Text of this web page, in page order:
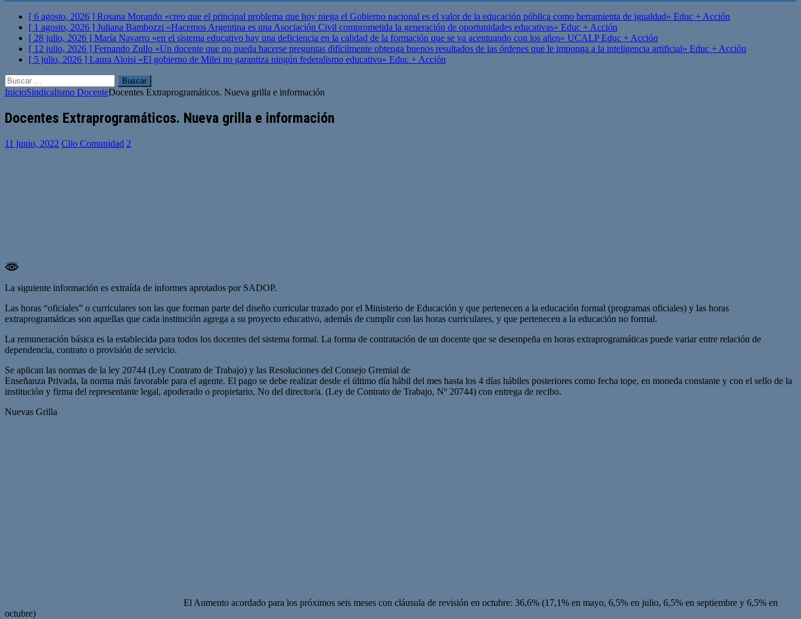
[ 6 agosto, 2026 ] Rosana Morando «creo que el principal problema que hoy niega el Gobierno nacional es el valor de la educación pública como herramienta de igualdad» Educ + Acción
[ 1 agosto, 2026 ] Juliana Bambozzi «Hacemos Argentina es una Asociación Civil comprometida la generación de oportunidades educativas» Educ + Acción
[ 28 julio, 2026 ] María Navarro «en el sistema educativo hay una deficiencia en la calidad de la formación que se va acentuando con los años» UCALPEduc + Acción
[ 12 julio, 2026 ] Fernando Zullo «Un docente que no pueda hacerse preguntas difícilmente obtenga buenos resultados de las órdenes que le imponga a la inteligencia artificial» Educ + Acción
[ 5 julio, 2026 ] Laura Aloisi «El gobierno de Milei no garantiza ningún federalismo educativo» Educ + Acción
Buscar:
InicioSindicalismo DocenteDocentes Extraprogramáticos. Nueva grilla e información
Docentes Extraprogramáticos. Nueva grilla e información
11 junio, 2022 Clio Comunidad 2
La siguiente información es extraída de informes aprotados por SADOP.
Las horas “oficiales” o curriculares son las que forman parte del diseño curricular trazado por el Ministerio de Educación y que pertenecen a la educación formal (programas oficiales) y las horas
extraprogramáticas son aquellas que cada institución agrega a su proyecto educativo, además de cumplir con las horas curriculares, y que pertenecen a la educación no formal.
La remuneración básica es la establecida para todos los docentes del sistema formal. La forma de contratación de un docente que se desempeña en horas extraprogramáticas puede variar entre relación de
dependencia, contrato o provisión de servicio.
Se aplican las normas de la ley 20744 (Ley Contrato de Trabajo) y las Resoluciones del Consejo Gremial de
Enseñanza Privada, la norma más favorable para el agente. El pago se debe realizar desde el último día hábil del mes hasta los 4 días hábiles posteriores como fecha tope, en moneda constante y con el sello de la
institución y firma del representante legal, apoderado o propietario, No del director/a. (Ley de Contrato de Trabajo, Nº 20744) con entrega de recibo.
Nuevas Grilla
El Aumento acordado para los próximos seis meses con cláusula de revisión en octubre: 36,6% (17,1% en mayo, 6,5% en julio, 6,5% en septiembre y 6,5% en
octubre)